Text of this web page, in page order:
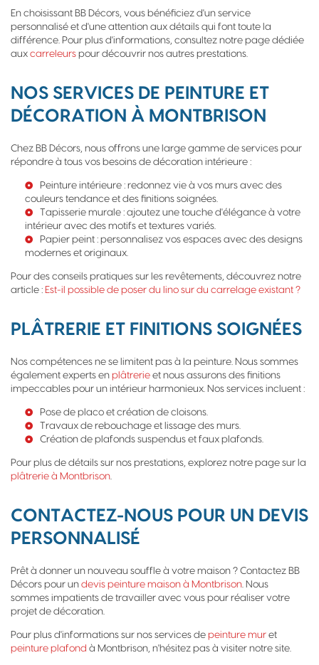
En choisissant BB Décors, vous bénéficiez d'un service
personnalisé et d'une attention aux détails qui font toute la
différence. Pour plus d'informations, consultez notre page dédiée
aux carreleurs pour découvrir nos autres prestations.
NOS SERVICES DE PEINTURE ET
DÉCORATION À MONTBRISON
Chez BB Décors, nous offrons une large gamme de services pour
répondre à tous vos besoins de décoration intérieure :
Peinture intérieure : redonnez vie à vos murs avec des
couleurs tendance et des finitions soignées.
Tapisserie murale : ajoutez une touche d'élégance à votre
intérieur avec des motifs et textures variés.
Papier peint : personnalisez vos espaces avec des designs
modernes et originaux.
Pour des conseils pratiques sur les revêtements, découvrez notre
article : Est-il possible de poser du lino sur du carrelage existant ?
PLÂTRERIE ET FINITIONS SOIGNÉES
Nos compétences ne se limitent pas à la peinture. Nous sommes
également experts en plâtrerie et nous assurons des finitions
impeccables pour un intérieur harmonieux. Nos services incluent :
Pose de placo et création de cloisons.
Travaux de rebouchage et lissage des murs.
Création de plafonds suspendus et faux plafonds.
Pour plus de détails sur nos prestations, explorez notre page sur la
plâtrerie à Montbrison.
CONTACTEZ-NOUS POUR UN DEVIS
PERSONNALISÉ
Prêt à donner un nouveau souffle à votre maison ? Contactez BB
Décors pour un devis peinture maison à Montbrison. Nous
sommes impatients de travailler avec vous pour réaliser votre
projet de décoration.
Pour plus d'informations sur nos services de peinture mur et
peinture plafond à Montbrison, n'hésitez pas à visiter notre site.